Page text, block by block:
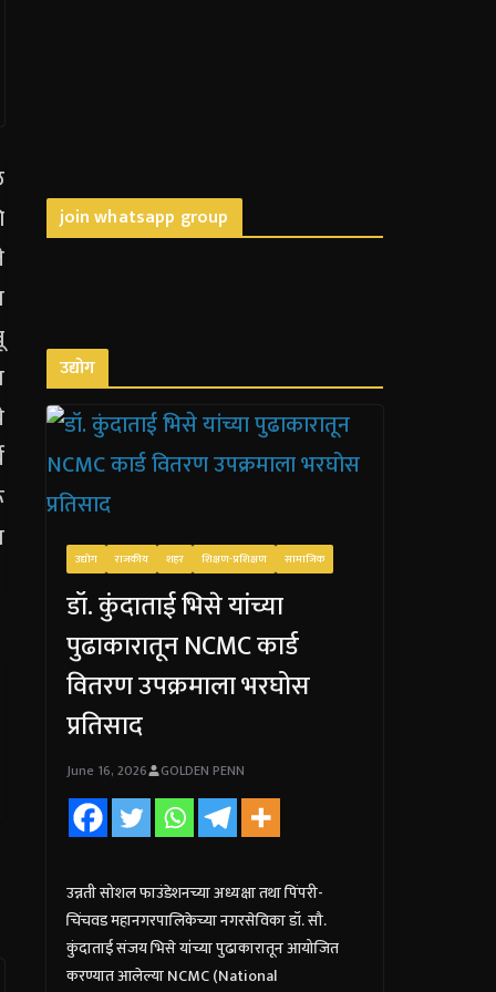
join whatsapp group
उद्योग
उद्योग राजकीय शहर शिक्षण-प्रशिक्षण सामाजिक
डॉ. कुंदाताई भिसे यांच्या
पुढाकारातून NCMC कार्ड
वितरण उपक्रमाला भरघोस
प्रतिसाद
June 16, 2026 GOLDEN PENN
उन्नती सोशल फाउंडेशनच्या अध्यक्षा तथा पिंपरी-
चिंचवड महानगरपालिकेच्या नगरसेविका डॉ. सौ.
कुंदाताई संजय भिसे यांच्या पुढाकारातून आयोजित
करण्यात आलेल्या NCMC (National